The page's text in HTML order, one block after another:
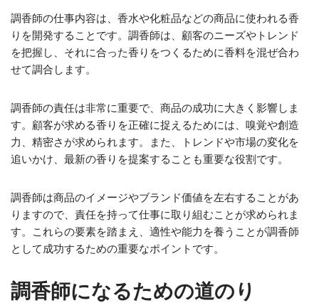
調香師の仕事内容は、香水や化粧品などの商品に使われる香
りを開発することです。調香師は、顧客のニーズやトレンド
を把握し、それに合った香りをつくるために香料を混ぜ合わ
せて調合します。
調香師の責任は非常に重要で、商品の成功に大きく影響しま
す。顧客が求める香りを正確に捉えるためには、嗅覚や創造
力、精密さが求められます。また、トレンドや市場の変化を
追いかけ、最新の香りを提案することも重要な役割です。
調香師は商品のイメージやブランド価値を左右することがあ
りますので、責任を持って仕事に取り組むことが求められま
す。これらの要素を踏まえ、適性や能力を養うことが調香師
として成功するための重要なポイントです。
調香師になるための道のり